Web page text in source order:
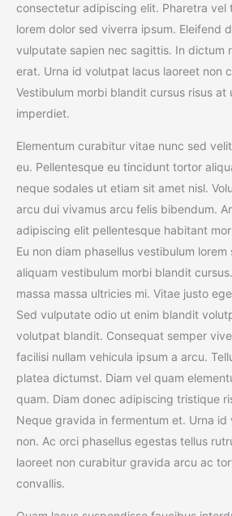
consectetur adipiscing elit. Pharetra vel
lorem dolor sed viverra ipsum. Eleifend
vulputate sapien nec sagittis. In dictum
erat. Urna id volutpat lacus laoreet non
Vestibulum morbi blandit cursus risus at
imperdiet.
Elementum curabitur vitae nunc sed
eu. Pellentesque eu tincidunt tortor
neque sodales ut etiam sit amet nisl.
arcu dui vivamus arcu felis bibendum.
adipiscing elit pellentesque habitant
Eu non diam phasellus vestibulum
aliquam vestibulum morbi blandit
massa massa ultricies mi. Vitae justo
Sed vulputate odio ut enim blandit
volutpat blandit. Consequat semper
facilisi nullam vehicula ipsum a arcu.
platea dictumst. Diam vel quam
quam. Diam donec adipiscing tristique
Neque gravida in fermentum et. Urna
non. Ac orci phasellus egestas tellus
laoreet non curabitur gravida arcu ac
convallis.